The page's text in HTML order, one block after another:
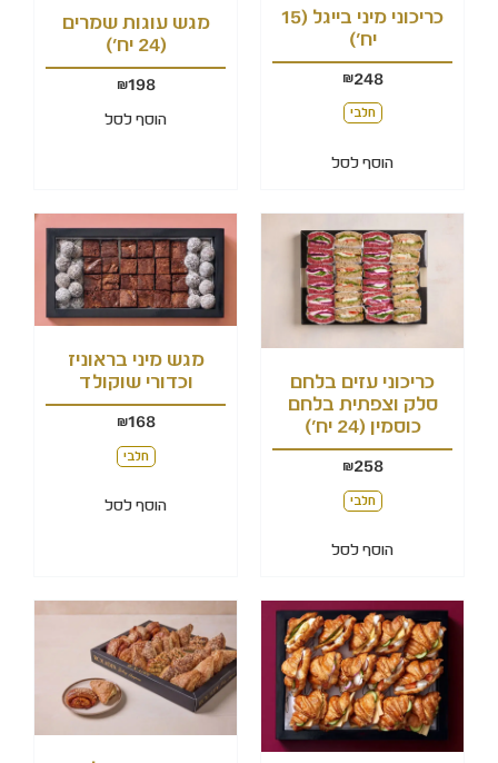
כריכוני מיני בייגל (15
יח')
248
₪
חלבי
הוסף לסל
מגש עוגות שמרים
(24 יח')
198
₪
הוסף לסל
כריכוני עזים בלחם
סלק וצפתית בלחם
כוסמין (24 יח')
258
₪
חלבי
הוסף לסל
מגש מיני בראוניז
וכדורי שוקולד
168
₪
חלבי
הוסף לסל